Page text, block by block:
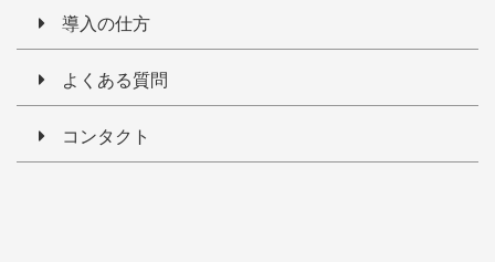
導入の仕方
よくある質問
コンタクト